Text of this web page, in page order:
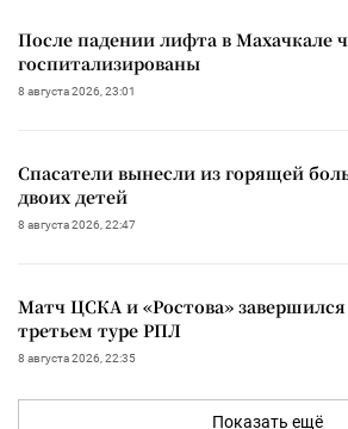
После падении лифта в Махачкале
госпитализированы
8 августа 2026, 23:01
Спасатели вынесли из горящей
двоих детей
8 августа 2026, 22:47
Матч ЦСКА и «Ростова»
третьем туре РПЛ
8 августа 2026, 22:35
Показать ещё